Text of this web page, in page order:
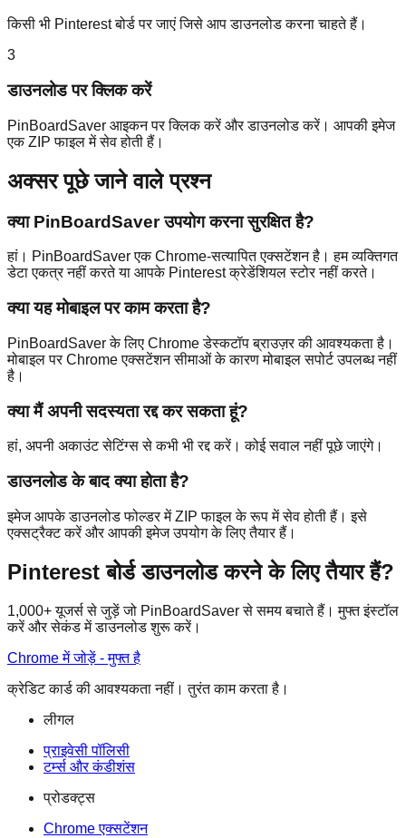
किसी भी Pinterest बोर्ड पर जाएं जिसे आप डाउनलोड करना चाहते हैं।
3
डाउनलोड पर क्लिक करें
PinBoardSaver आइकन पर क्लिक करें और डाउनलोड करें। आपकी इमेज
एक ZIP फाइल में सेव होती हैं।
अक्सर पूछे जाने वाले प्रश्न
क्या PinBoardSaver उपयोग करना सुरक्षित है?
हां। PinBoardSaver एक Chrome-सत्यापित एक्सटेंशन है। हम व्यक्तिगत
डेटा एकत्र नहीं करते या आपके Pinterest क्रेडेंशियल स्टोर नहीं करते।
क्या यह मोबाइल पर काम करता है?
PinBoardSaver के लिए Chrome डेस्कटॉप ब्राउज़र की आवश्यकता है।
मोबाइल पर Chrome एक्सटेंशन सीमाओं के कारण मोबाइल सपोर्ट उपलब्ध नहीं
है।
क्या मैं अपनी सदस्यता रद्द कर सकता हूं?
हां, अपनी अकाउंट सेटिंग्स से कभी भी रद्द करें। कोई सवाल नहीं पूछे जाएंगे।
डाउनलोड के बाद क्या होता है?
इमेज आपके डाउनलोड फोल्डर में ZIP फाइल के रूप में सेव होती हैं। इसे
एक्सट्रैक्ट करें और आपकी इमेज उपयोग के लिए तैयार हैं।
Pinterest बोर्ड डाउनलोड करने के लिए तैयार हैं?
1,000+ यूजर्स से जुड़ें जो PinBoardSaver से समय बचाते हैं। मुफ्त इंस्टॉल
करें और सेकंड में डाउनलोड शुरू करें।
Chrome में जोड़ें - मुफ्त है
क्रेडिट कार्ड की आवश्यकता नहीं। तुरंत काम करता है।
लीगल
प्राइवेसी पॉलिसी
टर्म्स और कंडीशंस
प्रोडक्ट्स
Chrome एक्सटेंशन